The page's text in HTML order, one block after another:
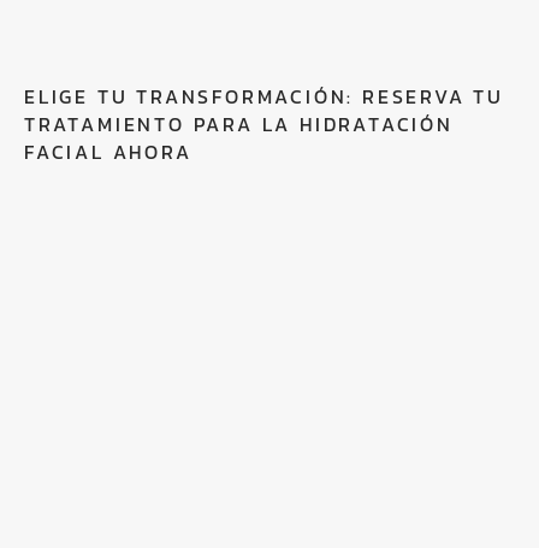
ELIGE TU TRANSFORMACIÓN: RESERVA TU
TRATAMIENTO PARA LA HIDRATACIÓN
FACIAL AHORA